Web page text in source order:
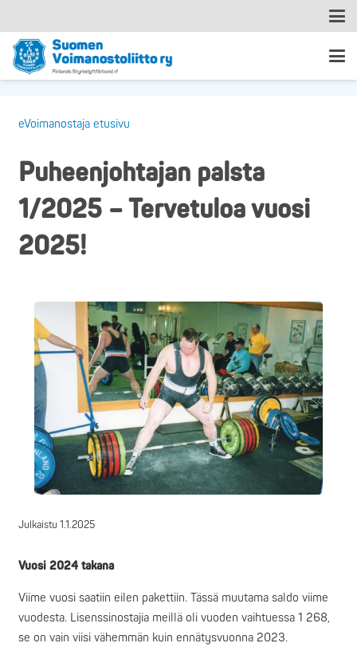
eVoimanostaja etusivu
Puheenjohtajan palsta
1/2025 – Tervetuloa vuosi
2025!
Julkaistu 1.1.2025
Vuosi 2024 takana
Viime vuosi saatiin eilen pakettiin. Tässä muutama saldo viime
vuodesta. Lisenssinostajia meillä oli vuoden vaihtuessa 1 268,
se on vain viisi vähemmän kuin ennätysvuonna 2023.